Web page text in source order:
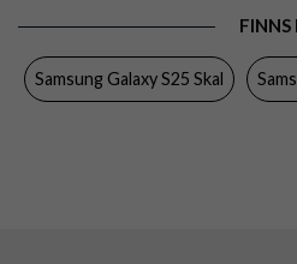
Färg
FINNS I
Samsung Galaxy S25 Skal